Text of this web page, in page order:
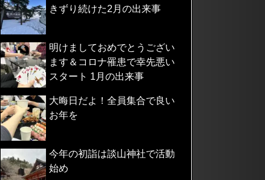
きずり続けた2月の出来事
明けましておめでとうござい
ます＆コロナ罹患で幸先悪い
スタート 1月の出来事
大晦日だよ！全員集合で良い
お年を
今年の初詣は談山神社で活動
始め